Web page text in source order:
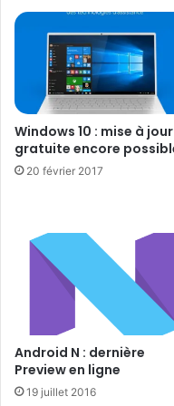
Si vous voulez en
redémarrage), vous
l’installation de
Windows Update :
Téléchargement des
Windows 10 : mise à jour
gratuite encore
20 février 2017
Android N : dernière
Preview en ligne
19 juillet 2016